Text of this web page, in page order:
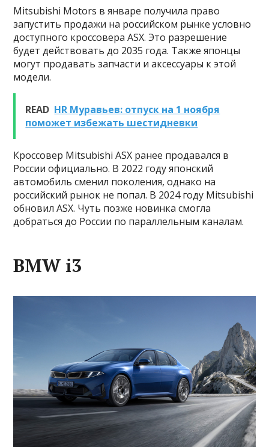
Mitsubishi Motors в январе получила право
запустить продажи на российском рынке условно
доступного кроссовера ASX. Это разрешение
будет действовать до 2035 года. Также японцы
могут продавать запчасти и аксессуары к этой
модели.
READ HR Муравьев: отпуск на 1 ноября
поможет избежать шестидневки
Кроссовер Mitsubishi ASX ранее продавался в
России официально. В 2022 году японский
автомобиль сменил поколения, однако на
российский рынок не попал. В 2024 году Mitsubishi
обновил ASX. Чуть позже новинка смогла
добраться до России по параллельным каналам.
BMW i3